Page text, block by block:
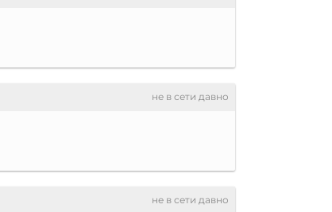
не в сети давно
не в сети давно